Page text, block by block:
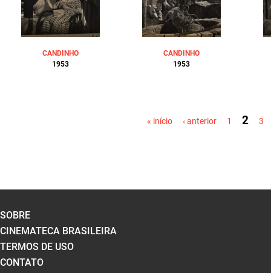
CANDINHO
1953
CANDINHO
1953
« início ‹ anterior 1 2 3
SOBRE
CINEMATECA BRASILEIRA
TERMOS DE USO
CONTATO